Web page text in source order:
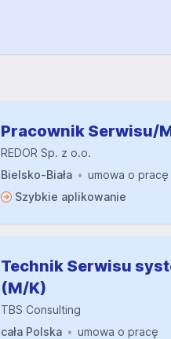
Pracownik Serwisu/
REDOR Sp. z o.o.
Bielsko-Biała
umowa o pracę
Szybkie aplikowanie
Technik Serwisu
(M/K)
TBS Consulting
cała Polska
umowa o pracę